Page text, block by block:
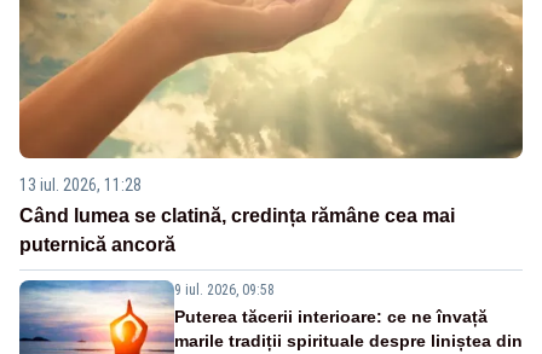
13 iul. 2026, 11:28
Când lumea se clatină, credința rămâne cea mai
puternică ancoră
9 iul. 2026, 09:58
Puterea tăcerii interioare: ce ne învață
marile tradiții spirituale despre liniștea din